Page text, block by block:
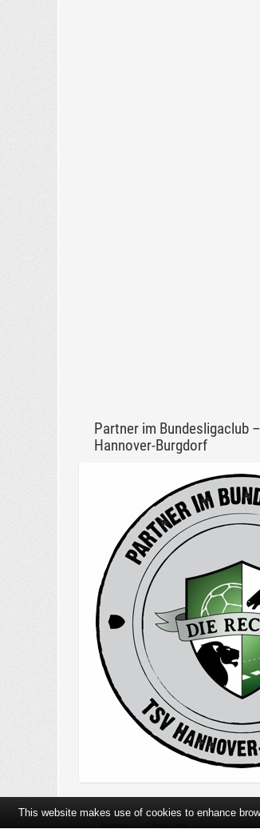
Partner im Bundesligaclub
Hannover-Burgdorf
Home Über uns
This website makes use of cookies to enhance